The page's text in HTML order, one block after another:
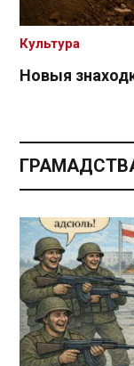
Новыя
Культура